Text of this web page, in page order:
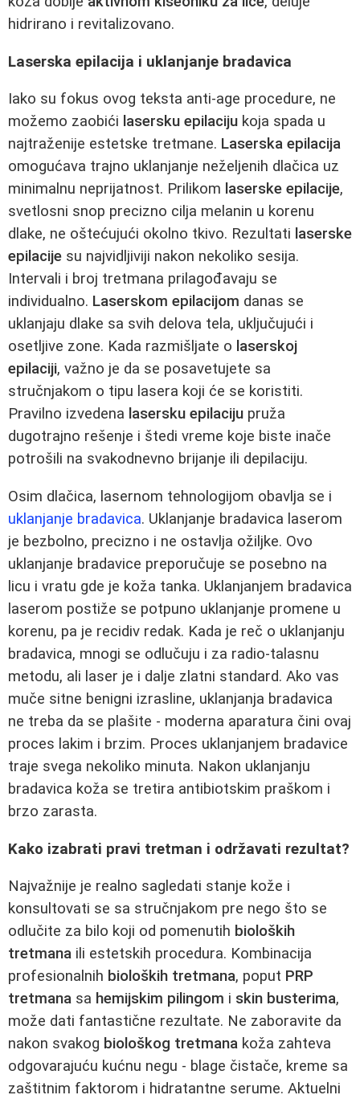
hidrirano i revitalizovano.
Laserska epilacija i uklanjanje bradavica
Iako su fokus ovog teksta anti-age procedure, ne
možemo zaobići lasersku epilaciju koja spada u
najtraženije estetske tretmane. Laserska epilacija
omogućava trajno uklanjanje neželjenih dlačica uz
minimalnu neprijatnost. Prilikom laserske epilacije,
svetlosni snop precizno cilja melanin u korenu
dlake, ne oštećujući okolno tkivo. Rezultati laserske
epilacije su najvidljiviji nakon nekoliko sesija.
Intervali i broj tretmana prilagođavaju se
individualno. Laserskom epilacijom danas se
uklanjaju dlake sa svih delova tela, uključujući i
osetljive zone. Kada razmišljate o laserskoj
epilaciji, važno je da se posavetujete sa
stručnjakom o tipu lasera koji će se koristiti.
Pravilno izvedena lasersku epilaciju pruža
dugotrajno rešenje i štedi vreme koje biste inače
potrošili na svakodnevno brijanje ili depilaciju.
Osim dlačica, lasernom tehnologijom obavlja se i
uklanjanje bradavica. Uklanjanje bradavica laserom
je bezbolno, precizno i ne ostavlja ožiljke. Ovo
uklanjanje bradavice preporučuje se posebno na
licu i vratu gde je koža tanka. Uklanjanjem bradavica
laserom postiže se potpuno uklanjanje promene u
korenu, pa je recidiv redak. Kada je reč o uklanjanju
bradavica, mnogi se odlučuju i za radio-talasnu
metodu, ali laser je i dalje zlatni standard. Ako vas
muče sitne benigni izrasline, uklanjanja bradavica
ne treba da se plašite - moderna aparatura čini ovaj
proces lakim i brzim. Proces uklanjanjem bradavice
traje svega nekoliko minuta. Nakon uklanjanju
bradavica koža se tretira antibiotskim praškom i
brzo zarasta.
Kako izabrati pravi tretman i održavati rezultat?
Najvažnije je realno sagledati stanje kože i
konsultovati se sa stručnjakom pre nego što se
odlučite za bilo koji od pomenutih bioloških
tretmana ili estetskih procedura. Kombinacija
profesionalnih bioloških tretmana, poput PRP
tretmana sa hemijskim pilingom i skin busterima,
može dati fantastične rezultate. Ne zaboravite da
nakon svakog biološkog tretmana koža zahteva
odgovarajuću kućnu negu - blage čistače, kreme sa
zaštitnim faktorom i hidratantne serume. Aktuelni